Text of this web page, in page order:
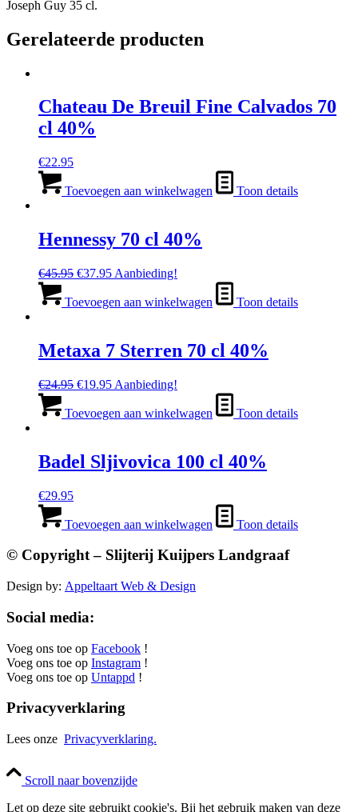
Joseph Guy 35 cl.
Gerelateerde producten
Chateau De Breuil Fine Calvados 70
cl 40%
€22.95
Toevoegen aan winkelwagen Toon details
Hennessy 70 cl 40%
€45.95 Oorspronkelijke
was:
€37.95Huidige
is:
Aanbieding!
Toevoegen aan winkelwagen Toon details
Metaxa 7 Sterren 70 cl 40%
€24.95 Oorspronkelijke
was:
€19.95Huidige
is:
Aanbieding!
Toevoegen aan winkelwagen Toon details
Badel Sljivovica 100 cl 40%
€29.95
Toevoegen aan winkelwagen Toon details
© Copyright – Slijterij Kuijpers Landgraaf
Design by: Appeltaart Web & Design
Social media:
Voeg ons toe op Facebook !
Voeg ons toe op Instagram !
Voeg ons toe op Untappd !
Privacyverklaring
Lees onze Privacyverklaring.
Scroll naar bovenzijde
Let op deze site gebruikt cookie's. Bij het gebruik maken van deze